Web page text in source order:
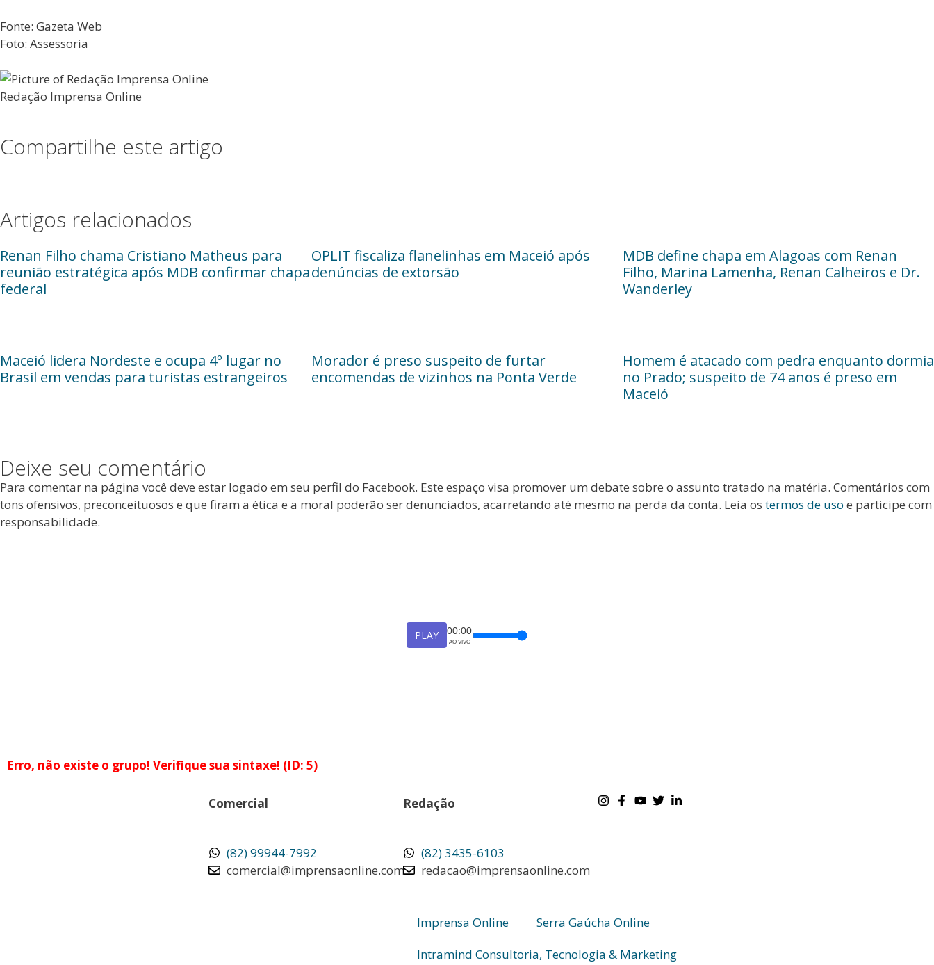
Fonte: Gazeta Web
Foto: Assessoria
Redação Imprensa Online
Compartilhe este artigo
Artigos relacionados
Renan Filho chama Cristiano Matheus para
reunião estratégica após MDB confirmar chapa
federal
OPLIT fiscaliza flanelinhas em Maceió após
denúncias de extorsão
MDB define chapa em Alagoas com Renan
Filho, Marina Lamenha, Renan Calheiros e Dr.
Wanderley
Maceió lidera Nordeste e ocupa 4º lugar no
Brasil em vendas para turistas estrangeiros
Morador é preso suspeito de furtar
encomendas de vizinhos na Ponta Verde
Homem é atacado com pedra enquanto dormia
no Prado; suspeito de 74 anos é preso em
Maceió
Deixe seu comentário
Para comentar na página você deve estar logado em seu perfil do Facebook. Este espaço visa promover um debate sobre o assunto tratado na matéria. Comentários com
tons ofensivos, preconceituosos e que firam a ética e a moral poderão ser denunciados, acarretando até mesmo na perda da conta. Leia os termos de uso e participe com
responsabilidade.
PLAY 00:00
AO VIVO
Erro, não existe o grupo! Verifique sua sintaxe! (ID: 5)
Comercial
(82) 99944-7992
comercial@imprensaonline.com
Redação
(82) 3435-6103
redacao@imprensaonline.com
Imprensa Online
Serra Gaúcha Online
Intramind Consultoria, Tecnologia & Marketing